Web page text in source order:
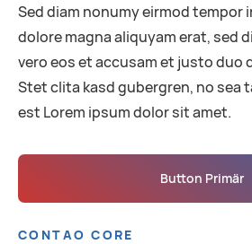
Sed diam nonumy eirmod tempor
dolore magna aliquyam erat, sed
vero eos et accusam et justo duo
Stet clita kasd gubergren, no sea
est Lorem ipsum dolor sit amet.
Button Primär
CONTAO CORE